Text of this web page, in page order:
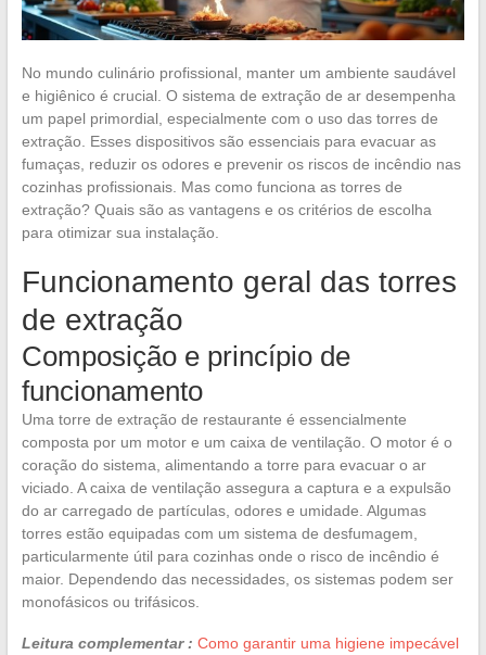
No mundo culinário profissional, manter um ambiente saudável
e higiênico é crucial. O sistema de extração de ar desempenha
um papel primordial, especialmente com o uso das torres de
extração. Esses dispositivos são essenciais para evacuar as
fumaças, reduzir os odores e prevenir os riscos de incêndio nas
cozinhas profissionais. Mas como funciona as torres de
extração? Quais são as vantagens e os critérios de escolha
para otimizar sua instalação.
Funcionamento geral das torres
de extração
Composição e princípio de
funcionamento
Uma torre de extração de restaurante é essencialmente
composta por um motor e um caixa de ventilação. O motor é o
coração do sistema, alimentando a torre para evacuar o ar
viciado. A caixa de ventilação assegura a captura e a expulsão
do ar carregado de partículas, odores e umidade. Algumas
torres estão equipadas com um sistema de desfumagem,
particularmente útil para cozinhas onde o risco de incêndio é
maior. Dependendo das necessidades, os sistemas podem ser
monofásicos ou trifásicos.
Leitura complementar : Como garantir uma higiene impecável